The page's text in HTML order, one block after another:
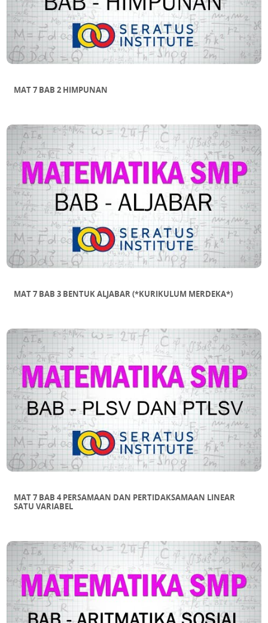
MAT 7 BAB 2 HIMPUNAN
MAT 7 BAB 3 BENTUK ALJABAR (*KURIKULUM MERDEKA*)
MAT 7 BAB 4 PERSAMAAN DAN PERTIDAKSAMAAN LINEAR
SATU VARIABEL